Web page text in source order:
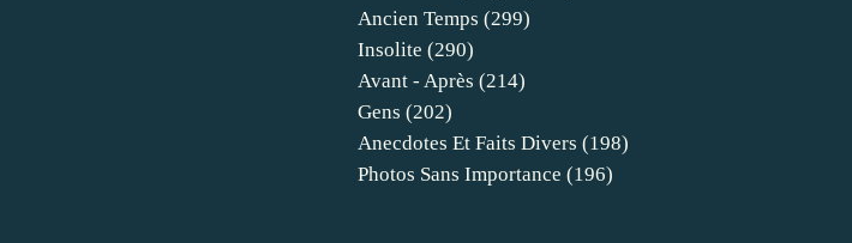
Ancien Temps (299)
Insolite (290)
Avant - Après (214)
Gens (202)
Anecdotes Et Faits Divers (198)
Photos Sans Importance (196)